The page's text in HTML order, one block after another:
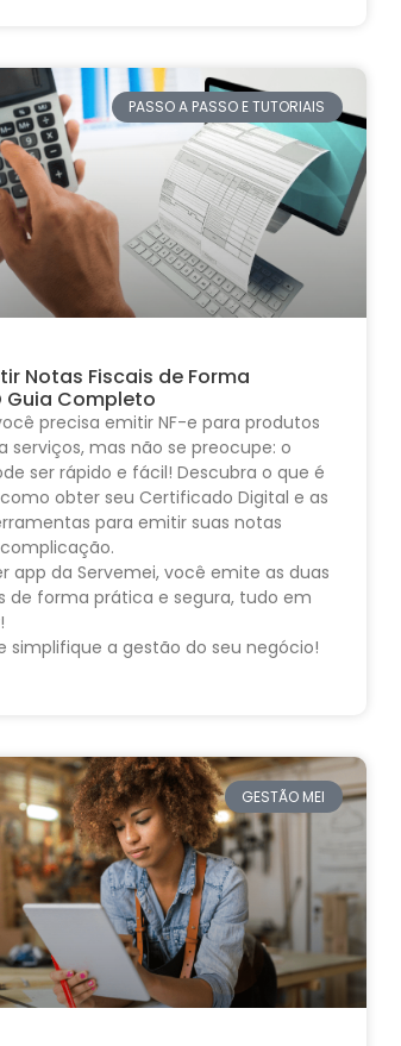
PASSO A PASSO E TUTORIAIS
Notas Fiscais de Forma
Guia Completo
precisa emitir NF-e para produtos
serviços, mas não se preocupe: o
ser rápido e fácil! Descubra o que é
obter seu Certificado Digital e as
para emitir suas notas
app da Servemei, você emite as duas
de forma prática e segura, tudo em
simplifique a gestão do seu negócio!
GESTÃO MEI